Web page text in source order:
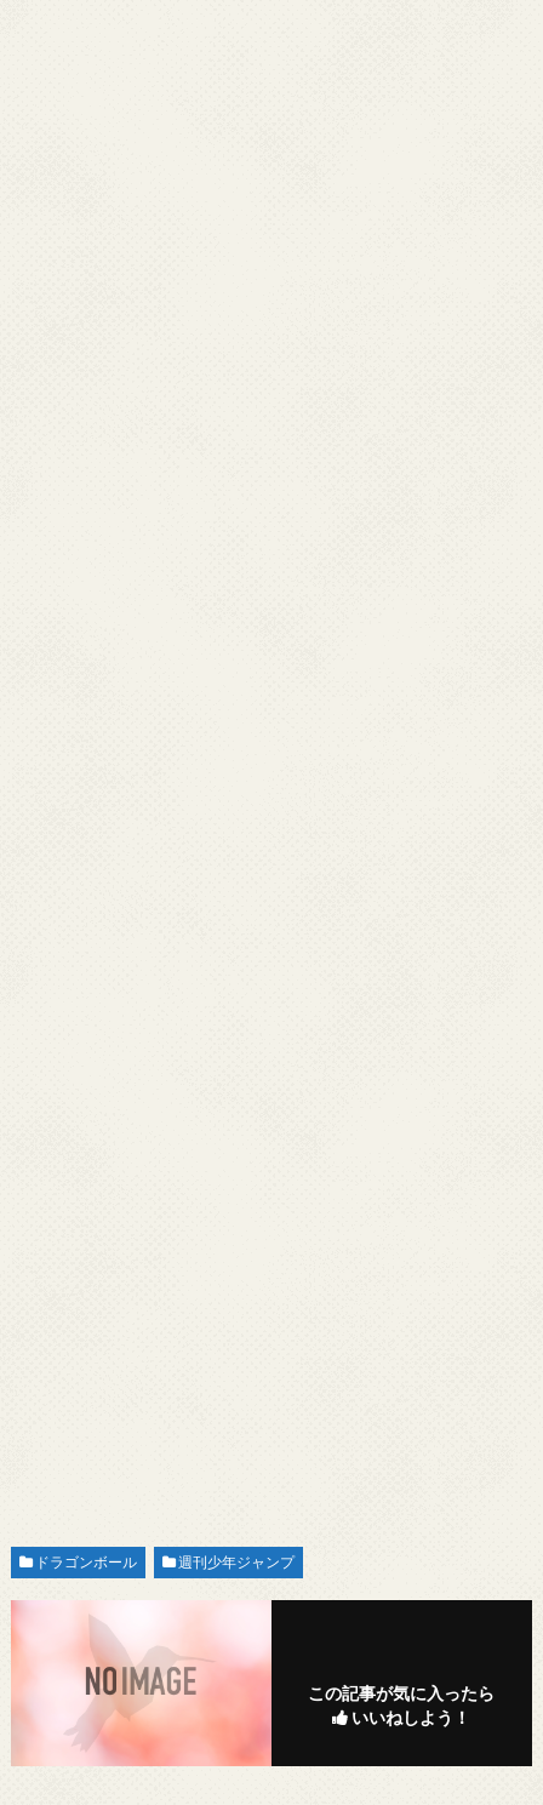
ドラゴンボール 週刊少年ジャンプ
この記事が気に入ったら
いいねしよう！